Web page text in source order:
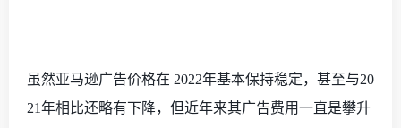
虽然亚马逊广告价格在 2022年基本保持稳定，甚至与20
21年相比还略有下降，但近年来其广告费用一直是攀升